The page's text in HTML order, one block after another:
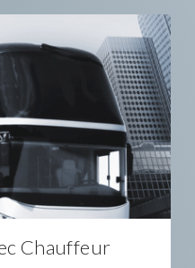
Chauffeur